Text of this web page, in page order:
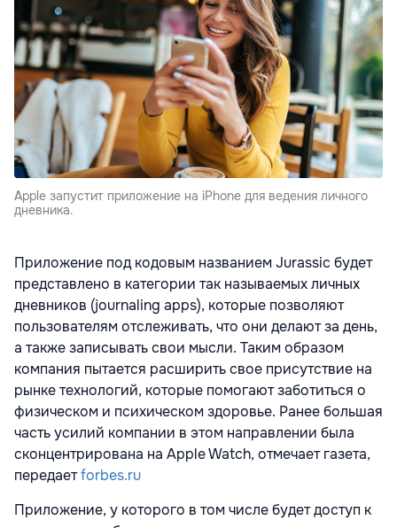
Apple запустит приложение на iPhone для ведения личного
дневника.
Приложение под кодовым названием Jurassic будет
представлено в категории так называемых личных
дневников (journaling apps), которые позволяют
пользователям отслеживать, что они делают за день,
а также записывать свои мысли. Таким образом
компания пытается расширить свое присутствие на
рынке технологий, которые помогают заботиться о
физическом и психическом здоровье. Ранее большая
часть усилий компании в этом направлении была
сконцентрирована на Apple Watch, отмечает газета,
передаетforbes.ru
Приложение, у которого в том числе будет доступ к